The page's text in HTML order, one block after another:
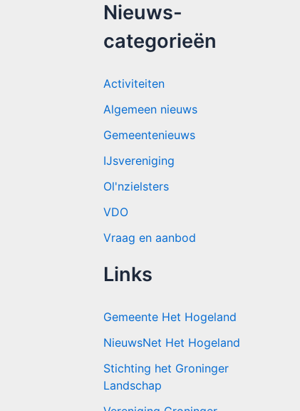
Nieuws-
categorieën
Activiteiten
Algemeen nieuws
Gemeentenieuws
IJsvereniging
Ol'nzielsters
VDO
Vraag en aanbod
Links
Gemeente Het Hogeland
NieuwsNet Het Hogeland
Stichting het Groninger
Landschap